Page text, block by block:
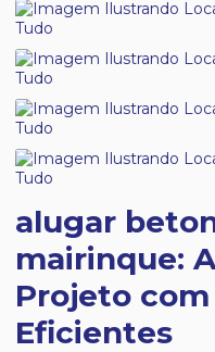
alugar
mairinque:
Projeto
Eficientes